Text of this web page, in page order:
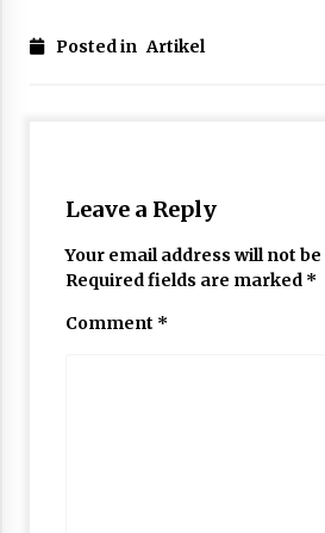
Posted in Artikel
Leave a Reply
Your email address will not
Required fields are marked *
Comment *